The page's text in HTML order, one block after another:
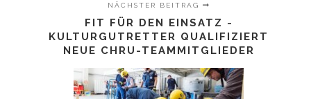
NÄCHSTER BEITRAG
FIT FÜR DEN EINSATZ -
KULTURGUTRETTER QUALIFIZIERT
NEUE CHRU-TEAMMITGLIEDER